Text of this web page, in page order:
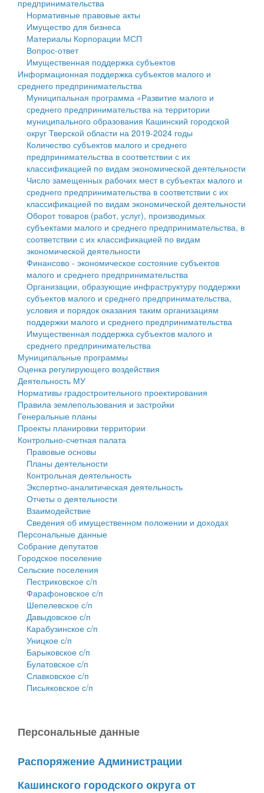
Государственные услуги
Промышленность и АПК
Экономика и бизнес
...
Символика
Устав
Гостям округа
Туризм
Культура
Образование
Здравоохранение
Социальная защита
Фотоальбом
муниципального округа Тверской области
Администрация Кашинского муниципального округа
Тверской области
Управление сельскими территориями
Открытые данные
Работа с обращениями граждан
Муниципальный контроль
Муниципальные услуги
Проекты административных регламентов
Антимонопольный комплаенс
Противодействие коррупции
Финансовое управление
Бюджет для граждан
Имущество
Выявление правообладателей ранее учтенных
объектов недвижимости
Имущественная поддержка субъектов малого и
среднего предпринимательства
Информационная поддержка субъектов малого и
среднего предпринимательства
Муниципальные программы
Контрольно-счетная палата
Персональные данные
Оценка регулирующего воздействия
Деятельность МУ
Нормативы градостроительного проектирования
Правила землепользования и застройки
Генеральные планы
Проекты планировки территории
Собрание депутатов
Городское поселение
Сельские поселения
предпринимательства
Нормативные правовые акты
Имущество для бизнеса
Материалы Корпорации МСП
Вопрос-ответ
Имущественная поддержка субъектов
Информационная поддержка субъектов малого и
среднего предпринимательства
Муниципальная программа «Развитие малого и
среднего предпринимательства на территории
муниципального образования Кашинский городской
округ Тверской области на 2019-2024 годы
Количество субъектов малого и среднего
предпринимательства в соответствии с их
классификацией по видам экономической деятельности
Число замещенных рабочих мест в субъектах малого и
среднего предпринимательства в соответствии с их
классификацией по видам экономической деятельности
Оборот товаров (работ, услуг), производимых
субъектами малого и среднего предпринимательства, в
соответствии с их классификацией по видам
экономической деятельности
Финансово - экономическое состояние субъектов
малого и среднего предпринимательства
Организации, образующие инфраструктуру поддержки
субъектов малого и среднего предпринимательства,
условия и порядок оказания таким организациям
поддержки малого и среднего предпринимательства
Имущественная поддержка субъектов малого и
среднего предпринимательства
Муниципальные программы
Оценка регулирующего воздействия
Деятельность МУ
Нормативы градостроительного проектирования
Правила землепользования и застройки
Генеральные планы
Проекты планировки территории
Контрольно-счетная палата
Правовые основы
Планы деятельности
Контрольная деятельность
Экспертно-аналитическая деятельность
Отчеты о деятельности
Взаимодействие
Сведения об имущественном положении и доходах
Персональные данные
Собрание депутатов
Городское поселение
Сельские поселения
Пестриковское с/п
Фарафоновское с/п
Шепелевское с/п
Давыдовское с/п
Карабузинское с/п
Уницкое с/п
Барыковское с/п
Булатовское с/п
Славковское с/п
Письяковское с/п
Персональные данные
Распоряжение Администрации
Кашинского городского округа от